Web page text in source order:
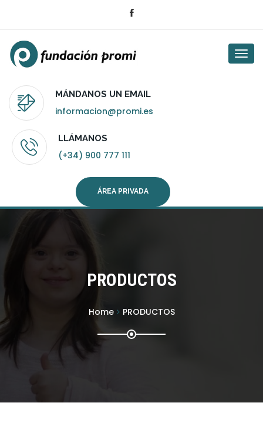
MÁNDANOS UN EMAIL
informacion@promi.es
LLÁMANOS
(+34) 900 777 111
ÁREA PRIVADA
PRODUCTOS
Home PRODUCTOS